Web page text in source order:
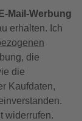
Mail-Werbung
erhalten. Ich
die
die
Kaufdaten,
widerrufen.